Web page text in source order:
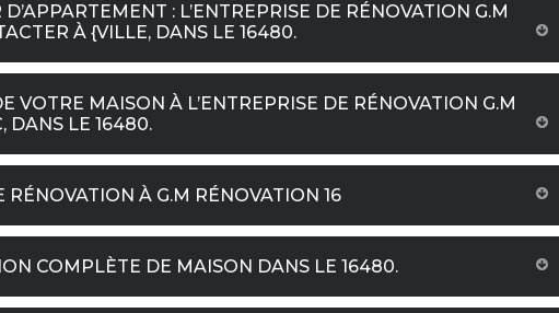
: L’ENTREPRISE DE RÉNOVATION G.M
À {VILLE, DANS LE 16480.
VOTRE MAISON À L’ENTREPRISE DE RÉNOVATION G.M
DANS LE 16480.
À G.M RÉNOVATION 16
COMPLÈTE DE MAISON DANS LE 16480.